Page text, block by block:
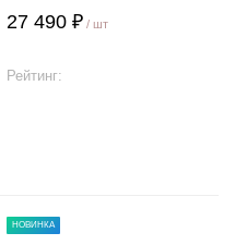
27 490 ₽ / шт
Рейтинг:
НОВИНКА